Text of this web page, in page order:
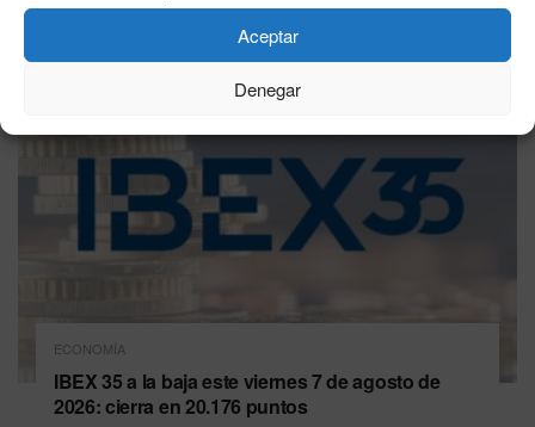
Aceptar
Denegar
ECONOMÍA
IBEX 35 a la baja este viernes 7 de agosto de
2026: cierra en 20.176 puntos